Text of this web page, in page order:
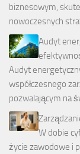
biznesowym,
nowoczesnych
Audyt
Audyt
współczesnego
pozwalającym na
W dobie
życie zawodowe i